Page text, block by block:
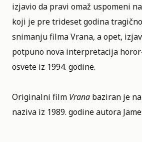
izjavio da pravi omaž uspomeni
koji je pre trideset godina
snimanju filma Vrana, a opet,
potpuno nova interpretacija
osvete iz 1994. godine.
Originalni film Vrana baziran je
naziva iz 1989. godine autora